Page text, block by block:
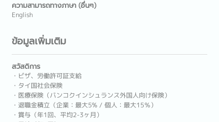
ความสามารถทางภาษา (อื่นๆ)
English
ข้อมูลเพิ่มเติม
สวัสดิการ
・ビザ、労働許可証支給
・タイ国社会保険
・医療保険（バンコクインシュランス外国人向け保険）
・退職金積立（企業：最大5% / 個人：最大15％）
・賞与（年1回、平均2-3ヶ月）